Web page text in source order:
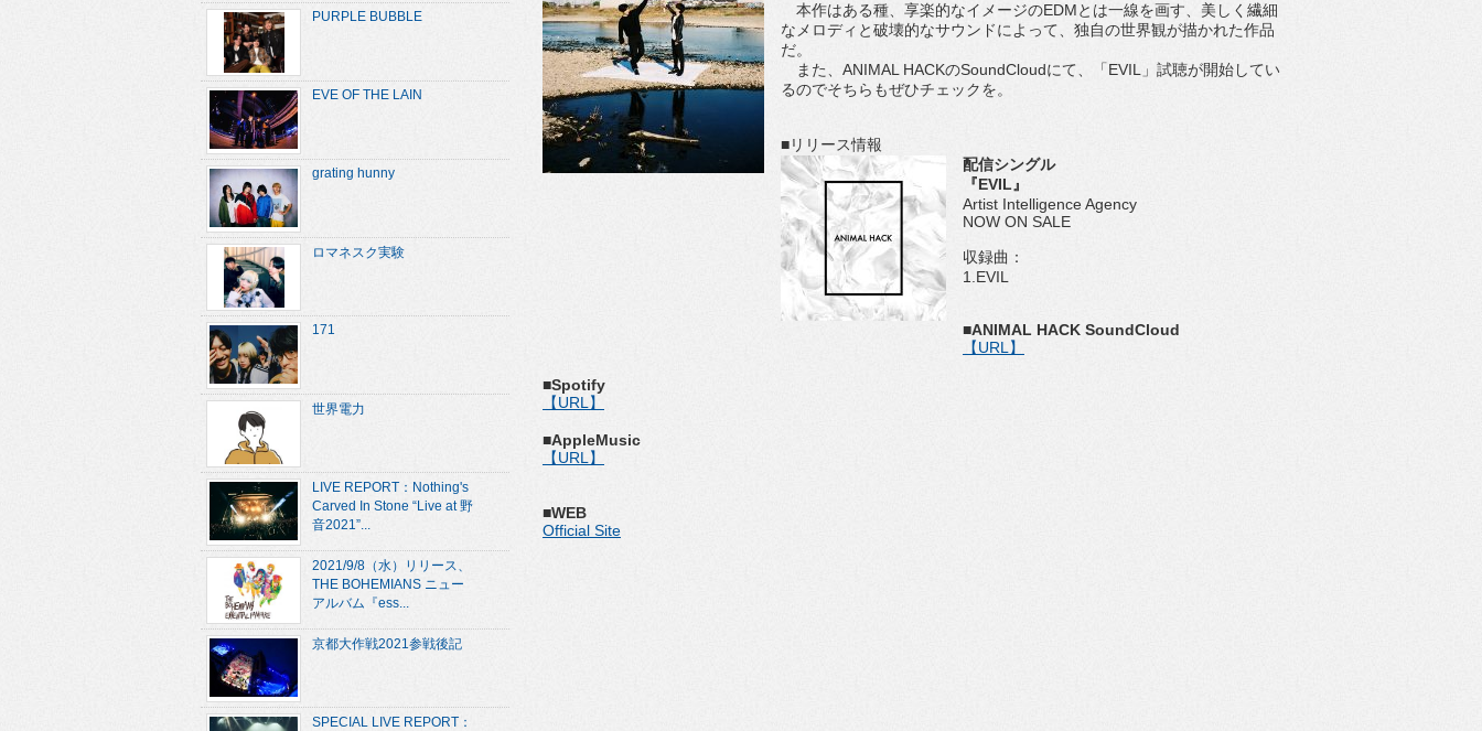
本作はある種、享楽的なイメージのEDMとは一線を画す、美しく繊細
なメロディと破壊的なサウンドによって、独自の世界観が描かれた作品
だ。
また、ANIMAL HACKのSoundCloudにて、「EVIL」試聴が開始してい
るのでそちらもぜひチェックを。
■リリース情報
配信シングル
『EVIL』
Artist Intelligence Agency
NOW ON SALE
収録曲：
1.EVIL
■ANIMAL HACK SoundCloud
【URL】
■Spotify
【URL】
■AppleMusic
【URL】
■WEB
Official Site
PURPLE BUBBLE
EVE OF THE LAIN
grating hunny
ロマネスク実験
171
世界電力
LIVE REPORT：Nothing's
Carved In Stone “Live at 野
音2021”...
2021/9/8（水）リリース、
THE BOHEMIANS ニュー
アルバム『ess...
京都大作戦2021参戦後記
SPECIAL LIVE REPORT：